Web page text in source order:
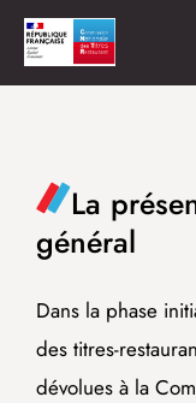
La
général
Dans la phase
des titres-
dévolues à la